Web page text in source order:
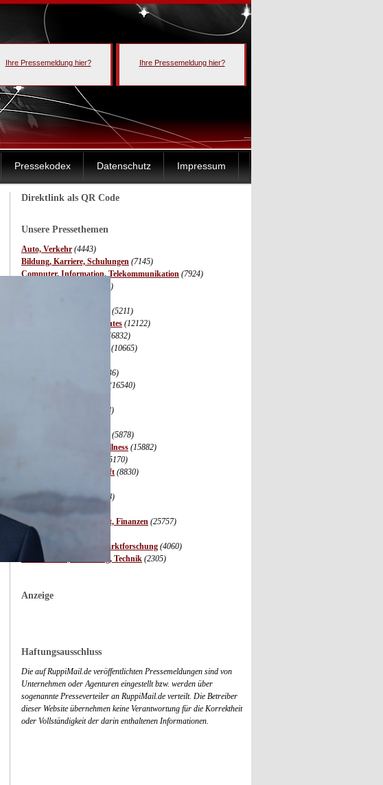
Ihre Pressemeldung hier? Ihre Pressemeldung hier?
Pressekodex Datenschutz Impressum
Direktlink als QR Code
Unsere Pressethemen
Auto, Verkehr (4443)
Bildung, Karriere, Schulungen (7145)
Computer, Information, Telekommunikation (7924)
(3685)
(5211)
Freizeit, Buntes, Vermischtes (12122)
(6832)
(10665)
(4436)
(16540)
(2348)
(5878)
Medizin, Gesundheit, Wellness (15882)
(5170)
Politik, Recht, Gesellschaft (8830)
Tourismus, Reisen (12468)
Unternehmen, Wirtschaft, Finanzen (25757)
Vereine, Verbände
Werbung, Marketing, Marktforschung (4060)
Wissenschaft, Forschung, Technik (2305)
Anzeige
Haftungsausschluss
Die auf RuppiMail.de veröffentlichten Pressemeldungen sind von
Unternehmen oder Agenturen eingestellt bzw. werden über
sogenannte Presseverteiler an RuppiMail.de verteilt. Die Betreiber
dieser Website übernehmen keine Verantwortung für die Korrektheit
oder Vollständigkeit der darin enthaltenen Informationen.